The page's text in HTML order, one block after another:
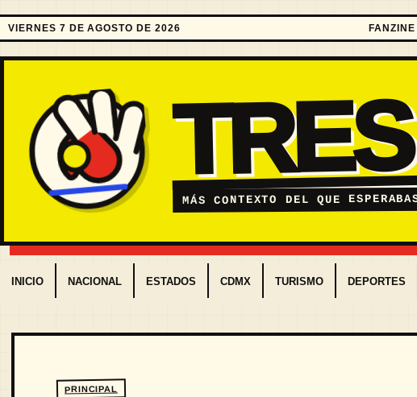
VIERNES 7 DE AGOSTO DE 2026
MÁS CONTEXTO DEL QUE
INICIO NACIONAL ESTADOS CDMX TURISMO DEPORTES
PRINCIPAL